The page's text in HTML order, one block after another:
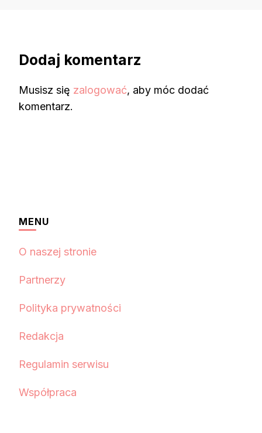
Dodaj komentarz
Musisz się zalogować, aby móc dodać
komentarz.
MENU
O naszej stronie
Partnerzy
Polityka prywatności
Redakcja
Regulamin serwisu
Współpraca